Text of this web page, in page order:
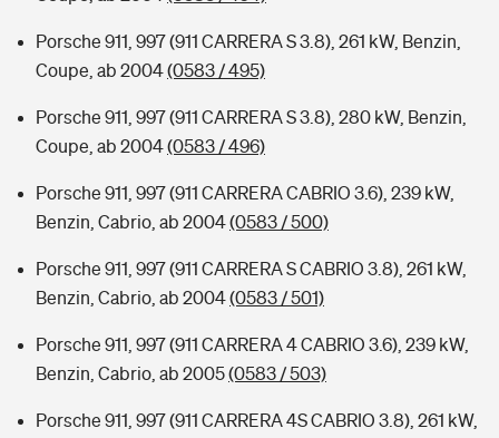
Porsche 911, 997 (911 CARRERA S 3.8), 261 kW, Benzin,
Coupe, ab 2004(0583 / 495)
Porsche 911, 997 (911 CARRERA S 3.8), 280 kW, Benzin,
Coupe, ab 2004(0583 / 496)
Porsche 911, 997 (911 CARRERA CABRIO 3.6), 239 kW,
Benzin, Cabrio, ab 2004(0583 / 500)
Porsche 911, 997 (911 CARRERA S CABRIO 3.8), 261 kW,
Benzin, Cabrio, ab 2004(0583 / 501)
Porsche 911, 997 (911 CARRERA 4 CABRIO 3.6), 239 kW,
Benzin, Cabrio, ab 2005(0583 / 503)
Porsche 911, 997 (911 CARRERA 4S CABRIO 3.8), 261 kW,